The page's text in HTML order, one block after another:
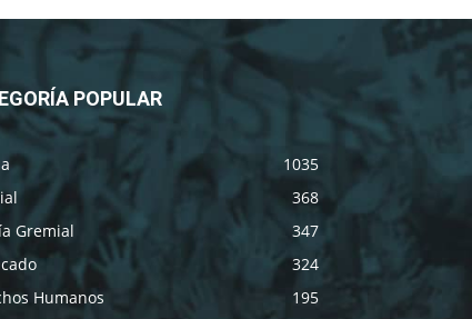
POPULAR
1035
368
Gremial
347
324
Humanos
195